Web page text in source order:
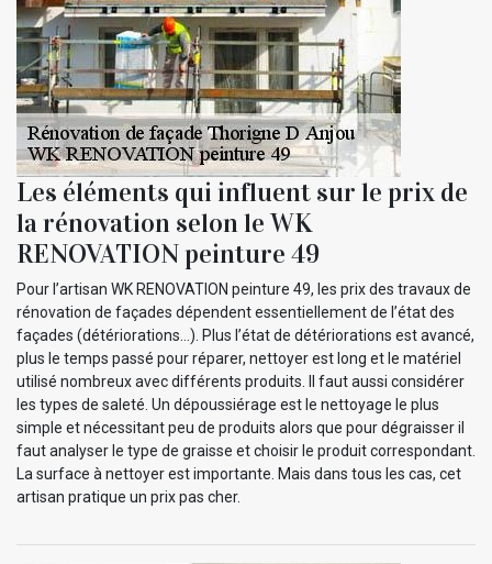
Les éléments qui influent sur le prix de
la rénovation selon le WK
RENOVATION peinture 49
Pour l’artisan WK RENOVATION peinture 49, les prix des travaux de
rénovation de façades dépendent essentiellement de l’état des
façades (détériorations…). Plus l’état de détériorations est avancé,
plus le temps passé pour réparer, nettoyer est long et le matériel
utilisé nombreux avec différents produits. Il faut aussi considérer
les types de saleté. Un dépoussiérage est le nettoyage le plus
simple et nécessitant peu de produits alors que pour dégraisser il
faut analyser le type de graisse et choisir le produit correspondant.
La surface à nettoyer est importante. Mais dans tous les cas, cet
artisan pratique un prix pas cher.